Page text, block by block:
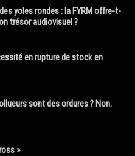
yoles rondes : la FYRM offre-t-
trésor audiovisuel ?
en rupture de stock en
sont des ordures ? Non.
»